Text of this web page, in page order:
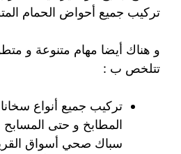
تركيب جميع أحواض الحمام
و هناك أيضا مهام متنوعة و
تتلخص ب :
تركيب جميع أنواع
المطابخ و حتى
سباك صحي أسواق